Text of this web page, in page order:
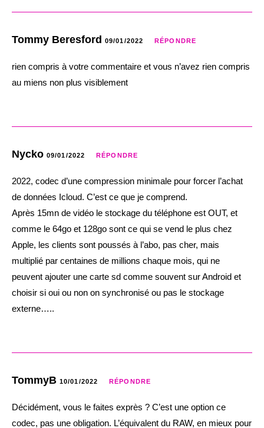
Tommy Beresford 09/01/2022 RÉPONDRE
rien compris à votre commentaire et vous n’avez rien compris
au miens non plus visiblement
Nycko 09/01/2022 RÉPONDRE
2022, codec d’une compression minimale pour forcer l’achat
de données Icloud. C’est ce que je comprend.
Après 15mn de vidéo le stockage du téléphone est OUT, et
comme le 64go et 128go sont ce qui se vend le plus chez
Apple, les clients sont poussés à l’abo, pas cher, mais
multiplié par centaines de millions chaque mois, qui ne
peuvent ajouter une carte sd comme souvent sur Android et
choisir si oui ou non on synchronisé ou pas le stockage
externe…..
TommyB 10/01/2022 RÉPONDRE
Décidément, vous le faites exprès ? C’est une option ce
codec, pas une obligation. L’équivalent du RAW, en mieux pour